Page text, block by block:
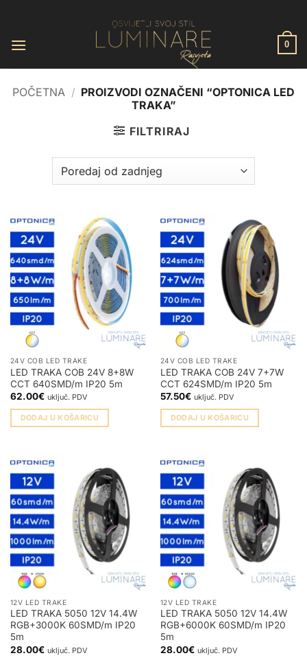
content
0
POČETNA / PROIZVODI OZNAČENI “OPTONICA LED
TRAKA”
FILTRIRAJ
24V COB LED TRAKE
LED TRAKA COB 24V 8+8W
CCT 640SMD/m IP20 5m
62.00€ uključ. PDV
DODAJ U KOŠARICU
24V COB LED TRAKE
LED TRAKA COB 24V 7+7W
CCT 624SMD/m IP20 5m
57.50€ uključ. PDV
DODAJ U KOŠARICU
12V LED TRAKE
LED TRAKA 5050 12V 14.4W
RGB+3000K 60SMD/m IP20
5m
28.00€ uključ. PDV
12V LED TRAKE
LED TRAKA 5050 12V 14.4W
RGB+6000K 60SMD/m IP20
5m
28.00€ uključ. PDV